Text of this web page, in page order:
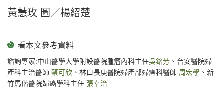
黃慧玫 圖／楊紹楚
諮詢專家:中山醫學大學附設醫院腫瘤內科主任吳銘芳 、台安醫院婦
產科主治醫師 蔡可欣 、林口長庚醫院婦產部婦癌科醫師 周宏學 、新
竹馬偕醫院婦癌學科主任 張幸治